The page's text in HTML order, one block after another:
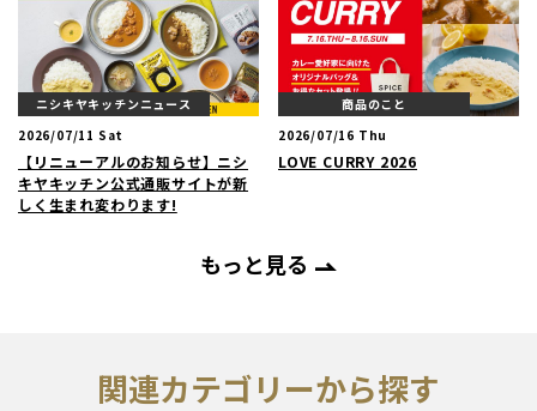
ニシキヤキッチンニュース
2026/07/11 Sat
【リニューアルのお知らせ】ニシ
キヤキッチン公式通販サイトが新
しく生まれ変わります!
商品のこと
2026/07/16 Thu
LOVE CURRY 2026
もっと見る
関連カテゴリーから探す